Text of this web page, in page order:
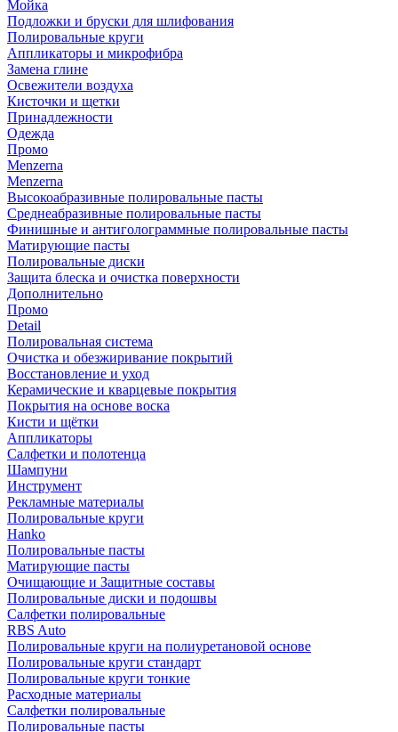
Мойка
Подложки и бруски для шлифования
Полировальные круги
Аппликаторы и микрофибра
Замена глине
Освежители воздуха
Кисточки и щетки
Принадлежности
Одежда
Промо
Menzerna
Menzerna
Высокоабразивные полировальные пасты
Среднеабразивные полировальные пасты
Финишные и антиголограммные полировальные пасты
Матирующие пасты
Полировальные диски
Защита блеска и очистка поверхности
Дополнительно
Промо
Detail
Полировальная система
Очистка и обезжиривание покрытий
Восстановление и уход
Керамические и кварцевые покрытия
Покрытия на основе воска
Кисти и щётки
Аппликаторы
Салфетки и полотенца
Шампуни
Инструмент
Рекламные материалы
Полировальные круги
Hanko
Полировальные пасты
Матирующие пасты
Очищающие и Защитные составы
Полировальные диски и подошвы
Салфетки полировальные
RBS Auto
Полировальные круги на полиуретановой основе
Полировальные круги стандарт
Полировальные круги тонкие
Расходные материалы
Салфетки полировальные
Полировальные пасты